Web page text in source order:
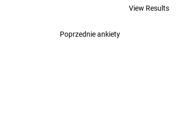
View Results
Poprzednie ankiety